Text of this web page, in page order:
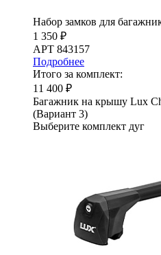
Набор замков для
1 350 ₽
АРТ 843157
Подробнее
Итого за комплект:
11 400 ₽
Багажник на крышу Lux
(Вариант 3)
Выберите комплект дуг